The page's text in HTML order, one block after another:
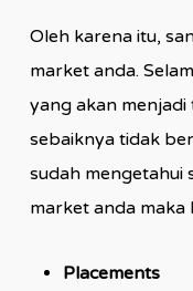
Oleh karena itu,
market anda.
yang akan
sebaiknya tidak
sudah mengetahui
market anda maka
Placements